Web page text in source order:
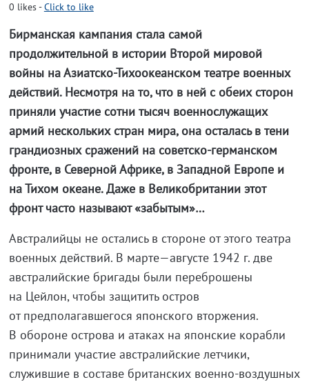
0 likes-Click to like
Бирманская кампания стала самой
продолжительной в истории Второй мировой
войны на Азиатско-Тихоокеанском театре военных
действий. Несмотря на то, что в ней с обеих сторон
приняли участие сотни тысяч военнослужащих
армий нескольких стран мира, она осталась в тени
грандиозных сражений на советско-германском
фронте, в Северной Африке, в Западной Европе и
на Тихом океане. Даже в Великобритании этот
фронт часто называют «забытым»…
Австралийцы не остались в стороне от этого театра
военных действий. В марте—августе 1942 г. две
австралийские бригады были переброшены
на Цейлон, чтобы защитить остров
от предполагавшегося японского вторжения.
В обороне острова и атаках на японские корабли
принимали участие австралийские летчики,
служившие в составе британских военно-воздушных